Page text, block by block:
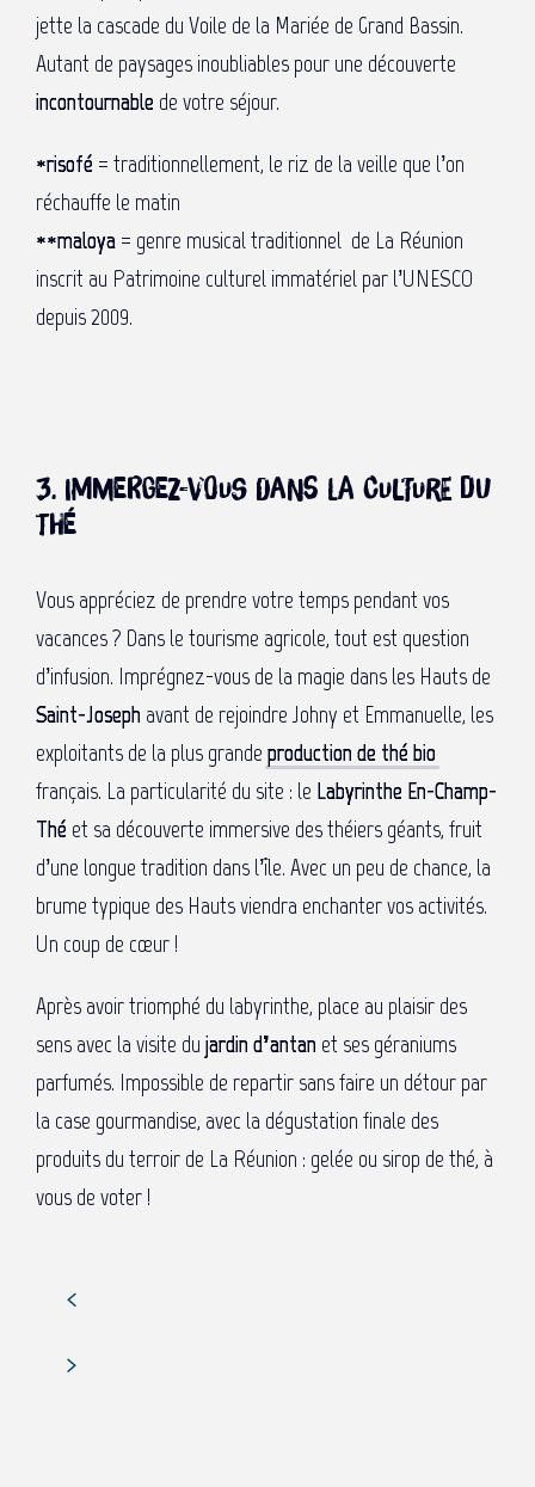
jette la cascade du Voile de la Mariée de Grand Bassin.
Autant de paysages inoubliables pour une découverte
incontournable de votre séjour.
*risofé = traditionnellement, le riz de la veille que l’on
réchauffe le matin
**maloya = genre musical traditionnel de La Réunion
inscrit au Patrimoine culturel immatériel par l’UNESCO
depuis 2009.
3. Immergez-vous dans la culture du
thé
Vous appréciez de prendre votre temps pendant vos
vacances ? Dans le tourisme agricole, tout est question
d’infusion. Imprégnez-vous de la magie dans les Hauts de
Saint-Joseph avant de rejoindre Johny et Emmanuelle, les
exploitants de la plus grande production de thé bio
français. La particularité du site : le Labyrinthe En-Champ-
Thé et sa découverte immersive des théiers géants, fruit
d’une longue tradition dans l’île. Avec un peu de chance, la
brume typique des Hauts viendra enchanter vos activités.
Un coup de cœur !
Après avoir triomphé du labyrinthe, place au plaisir des
sens avec la visite dujardin d’antan et ses géraniums
parfumés. Impossible de repartir sans faire un détour par
la case gourmandise, avec la dégustation finale des
produits du terroir de La Réunion : gelée ou sirop de thé, à
vous de voter !